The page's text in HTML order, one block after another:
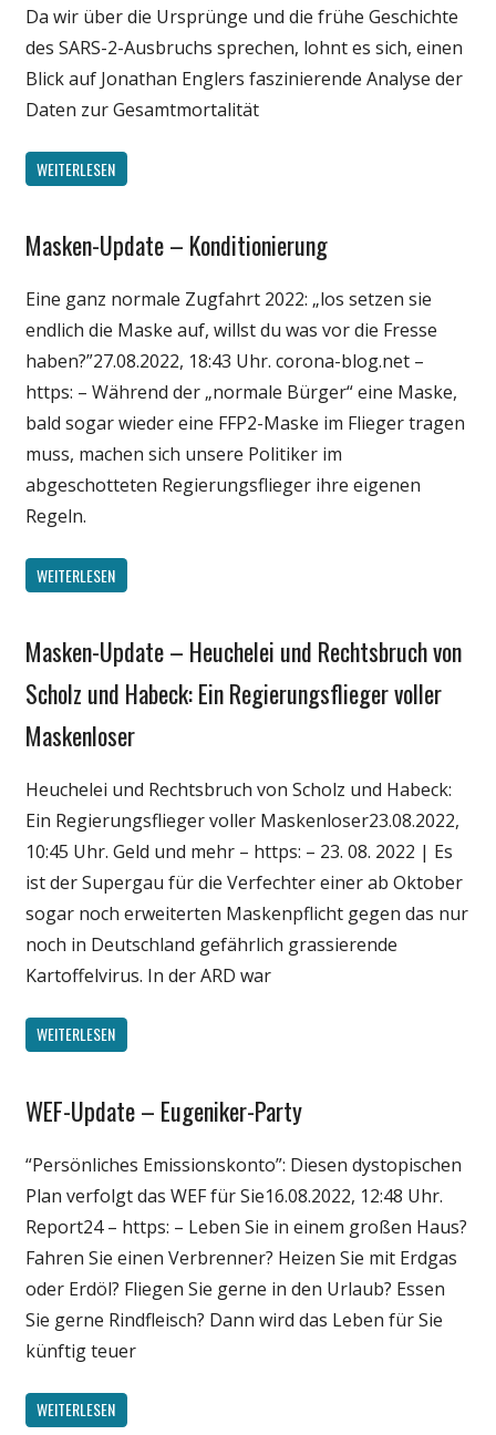
Da wir über die Ursprünge und die frühe Geschichte
des SARS-2-Ausbruchs sprechen, lohnt es sich, einen
Blick auf Jonathan Englers faszinierende Analyse der
Daten zur Gesamtmortalität
WEITERLESEN
Gesellschaft
Politik
Wirtschaft
Wissenschaft
Masken-Update – Konditionierung
Eine ganz normale Zugfahrt 2022: „los setzen sie
endlich die Maske auf, willst du was vor die Fresse
haben?”27.08.2022, 18:43 Uhr. corona-blog.net –
https: – Während der „normale Bürger“ eine Maske,
bald sogar wieder eine FFP2-Maske im Flieger tragen
muss, machen sich unsere Politiker im
abgeschotteten Regierungsflieger ihre eigenen
Regeln.
WEITERLESEN
Gesellschaft
Wirtschaft
Wissenschaft
Masken-Update – Heuchelei und Rechtsbruch von
Scholz und Habeck: Ein Regierungsflieger voller
Maskenloser
Heuchelei und Rechtsbruch von Scholz und Habeck:
Ein Regierungsflieger voller Maskenloser23.08.2022,
10:45 Uhr. Geld und mehr – https: – 23. 08. 2022 | Es
ist der Supergau für die Verfechter einer ab Oktober
sogar noch erweiterten Maskenpflicht gegen das nur
noch in Deutschland gefährlich grassierende
Kartoffelvirus. In der ARD war
WEITERLESEN
Gesellschaft
Politik
Wirtschaft
Wissenschaft
WEF-Update – Eugeniker-Party
“Persönliches Emissionskonto”: Diesen dystopischen
Plan verfolgt das WEF für Sie16.08.2022, 12:48 Uhr.
Report24 – https: – Leben Sie in einem großen Haus?
Fahren Sie einen Verbrenner? Heizen Sie mit Erdgas
oder Erdöl? Fliegen Sie gerne in den Urlaub? Essen
Sie gerne Rindfleisch? Dann wird das Leben für Sie
künftig teuer
WEITERLESEN